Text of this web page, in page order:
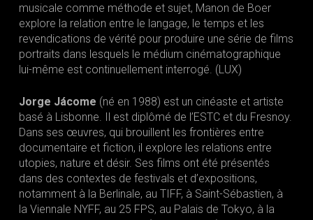
musicale comme méthode et sujet, Manon de Boer
explore la relation entre le langage, le temps et les
revendications de vérité pour produire une série de films
portraits dans lesquels le médium cinématographique
lui-même est continuellement interrogé. (LUX)
Jorge Jácome (né en 1988) est un cinéaste et artiste
basé à Lisbonne. Il est diplômé de l’ESTC et du Fresnoy.
Dans ses œuvres, qui brouillent les frontières entre
documentaire et fiction, il explore les relations entre
utopies, nature et désir. Ses films ont été présentés
dans des contextes de festivals et d’expositions,
notamment à la Berlinale, au TIFF, à Saint-Sébastien, à
la Viennale NYFF, au 25 FPS, au Palais de Tokyo, à la